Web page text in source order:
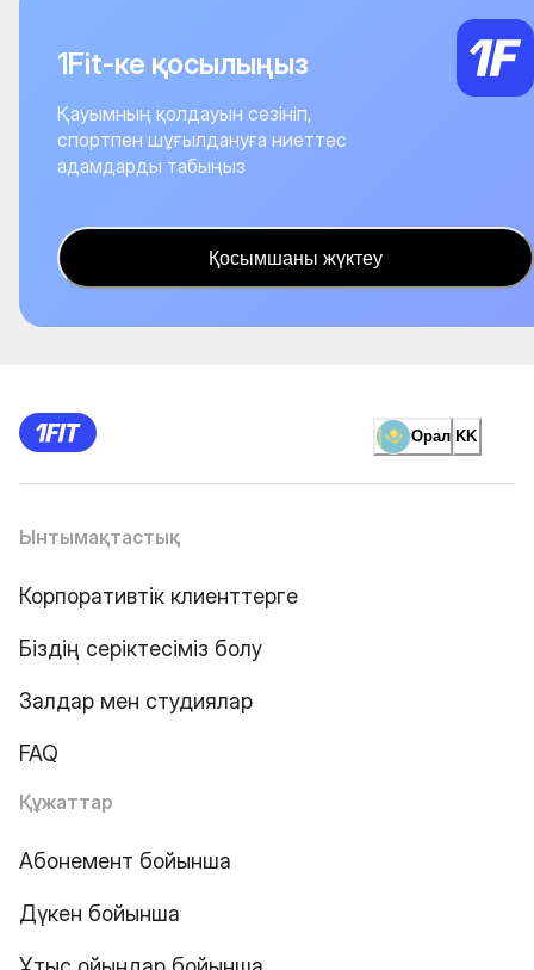
1Fit-ке қосылыңыз
Қауымның қолдауын сезініп,
спортпен шұғылдануға ниеттес
адамдарды табыңыз
Қосымшаны жүктеу
Орал KK
Ынтымақтастық
Корпоративтік клиенттерге
Біздің серіктесіміз болу
Залдар мен студиялар
FAQ
Құжаттар
Абонемент бойынша
Дүкен бойынша